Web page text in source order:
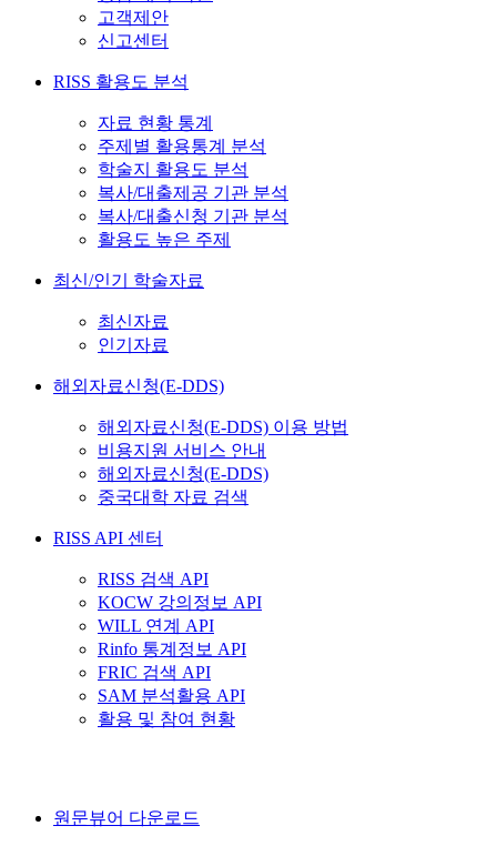
고객제안
신고센터
RISS 활용도 분석
자료 현황 통계
주제별 활용통계 분석
학술지 활용도 분석
복사/대출제공 기관 분석
복사/대출신청 기관 분석
활용도 높은 주제
최신/인기 학술자료
최신자료
인기자료
해외자료신청(E-DDS)
해외자료신청(E-DDS) 이용 방법
비용지원 서비스 안내
해외자료신청(E-DDS)
중국대학 자료 검색
RISS API 센터
RISS 검색 API
KOCW 강의정보 API
WILL 연계 API
Rinfo 통계정보 API
FRIC 검색 API
SAM 분석활용 API
활용 및 참여 현황
원문뷰어 다운로드